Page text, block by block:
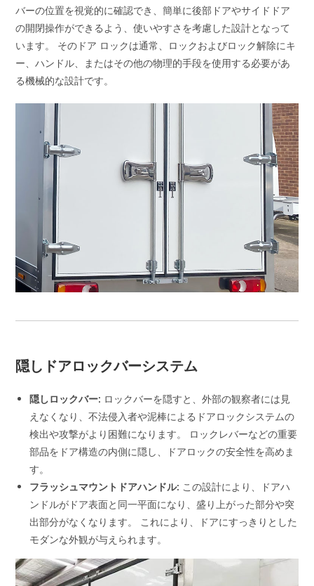
バーの位置を視覚的に確認でき、簡単に後部ドアやサイドドア
の開閉操作ができるよう、使いやすさを考慮した設計となって
います。 そのドア ロックは通常、ロックおよびロック解除にキ
ー、ハンドル、またはその他の物理的手段を使用する必要があ
る機械的な設計です。
隠しドアロックバーシステム
隠しロックバー: ロックバーを隠すと、外部の観察者には見
えなくなり、不法侵入者や泥棒によるドアロックシステムの
検出や攻撃がより困難になります。 ロックレバーなどの重要
部品をドア構造の内側に隠し、ドアロックの安全性を高めま
す。
フラッシュマウントドアハンドル: この設計により、ドアハ
ンドルがドア表面と同一平面になり、盛り上がった部分や突
出部分がなくなります。 これにより、ドアにすっきりとした
モダンな外観が与えられます。